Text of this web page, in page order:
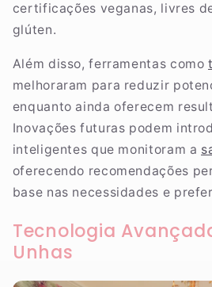
certificações veganas, livres
glúten.
Além disso, ferramentas como
melhoraram para reduzir
enquanto ainda oferecem
Inovações futuras podem
inteligentes que monitoram a
oferecendo recomendações
base nas necessidades e
Tecnologia
Unhas